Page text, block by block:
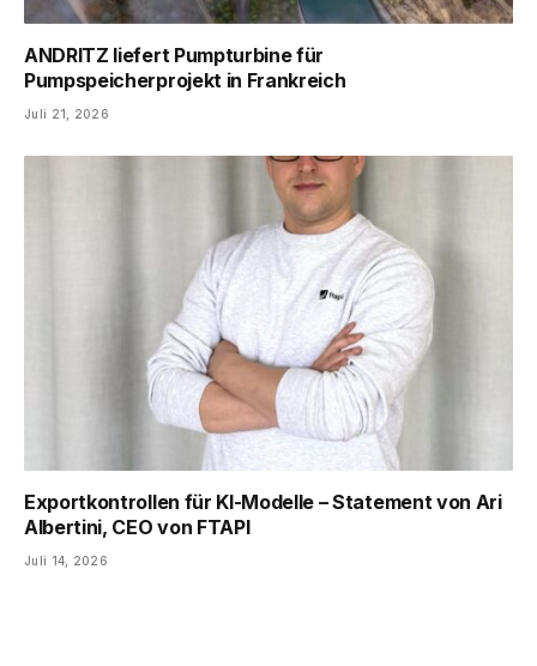
ANDRITZ liefert Pumpturbine für
Pumpspeicherprojekt in Frankreich
Juli 21, 2026
Exportkontrollen für KI-Modelle – Statement von Ari
Albertini, CEO von FTAPI
Juli 14, 2026